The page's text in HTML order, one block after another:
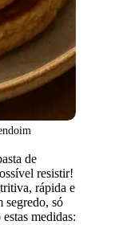
de
resistir!
rápida e
segredo, só
medidas: